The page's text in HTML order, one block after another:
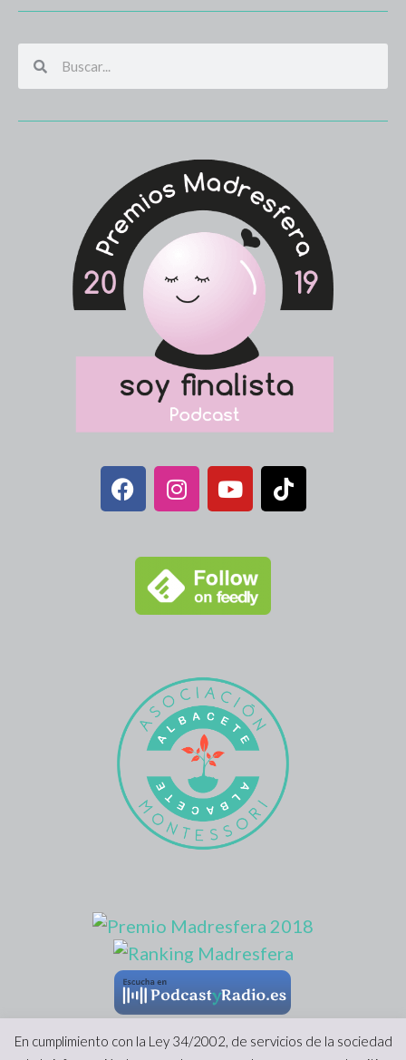
En cumplimiento con la Ley 34/2002, de servicios de la sociedad